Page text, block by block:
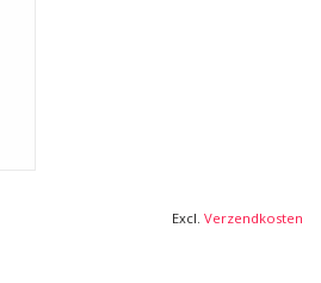
Excl. Verzendkosten